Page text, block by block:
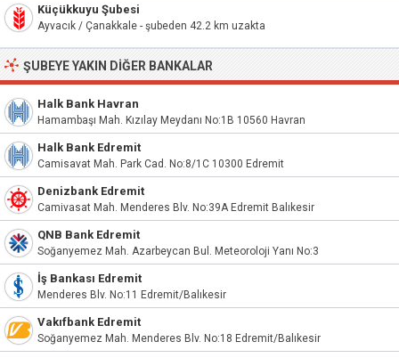
Küçükkuyu Şubesi
Ayvacık / Çanakkale - şubeden 42.2 km uzakta
ŞUBEYE YAKIN DIĞER BANKALAR
Halk Bank Havran
Hamambaşı Mah. Kızılay Meydanı No:1B 10560 Havran
Halk Bank Edremit
Camisavat Mah. Park Cad. No:8/1C 10300 Edremit
Denizbank Edremit
Camivasat Mah. Menderes Blv. No:39A Edremit Balıkesir
QNB Bank Edremit
Soğanyemez Mah. Azarbeycan Bul. Meteoroloji Yanı No:3
İş Bankası Edremit
Menderes Blv. No:11 Edremit/Balıkesir
Vakıfbank Edremit
Soğanyemez Mah. Menderes Blv. No:18 Edremit/Balıkesir